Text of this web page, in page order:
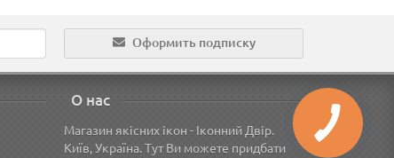
Оформить подписку
О нас
Магазин якісних ікон - Іконний Двір.
Київ, Україна. Тут Ви можете придбати